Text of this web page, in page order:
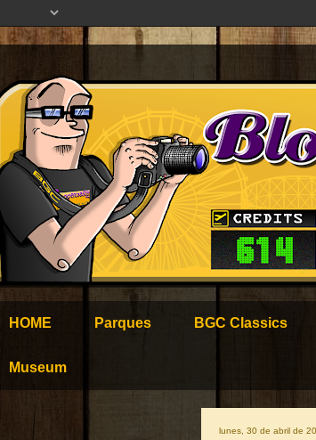
HOME Parques BGC Classics
Museum
lunes, 30 de abril de